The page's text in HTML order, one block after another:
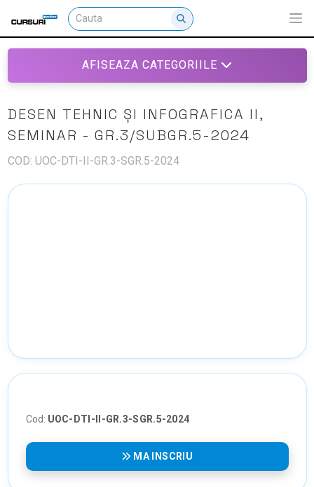
AFISEAZA CATEGORIILE
DESEN TEHNIC ȘI INFOGRAFICA II,
SEMINAR - GR.3/SUBGR.5-2024
COD: UOC-DTI-II-GR.3-SGR.5-2024
Cod: UOC-DTI-II-GR.3-SGR.5-2024
MA INSCRIU